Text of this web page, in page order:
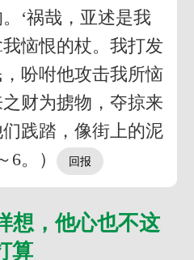
‘祸哉，亚述是我
恼恨的杖。我打发
吩咐他攻击我所恼
财为掳物，夺掠来
践踏，像街上的泥
。）
想，他心也不这
算